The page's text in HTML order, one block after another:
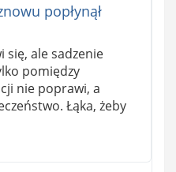
popłynął
się, ale sadzenie
pomiędzy
nie poprawi, a
Łąka, żeby